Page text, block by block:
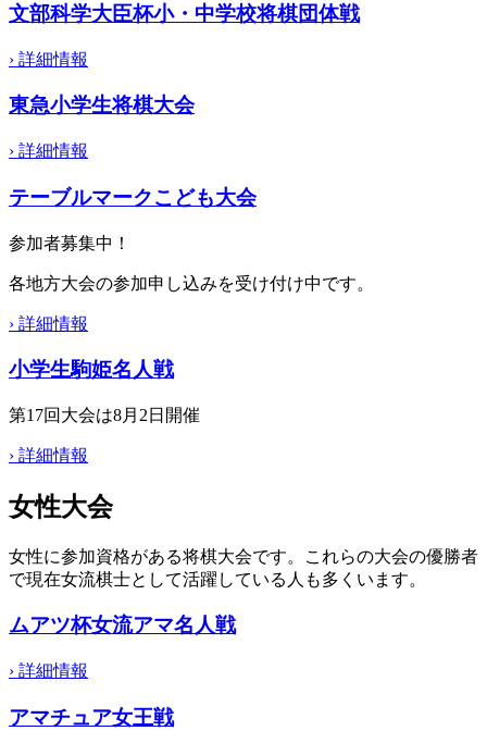
文部科学大臣杯小・中学校将棋団体戦
› 詳細情報
東急小学生将棋大会
› 詳細情報
テーブルマークこども大会
参加者募集中！
各地方大会の参加申し込みを受け付け中です。
› 詳細情報
小学生駒姫名人戦
第17回大会は8月2日開催
› 詳細情報
女性大会
女性に参加資格がある将棋大会です。これらの大会の優勝者
で現在女流棋士として活躍している人も多くいます。
ムアツ杯女流アマ名人戦
› 詳細情報
アマチュア女王戦